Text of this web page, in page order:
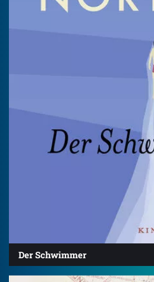
Der Schwimmer